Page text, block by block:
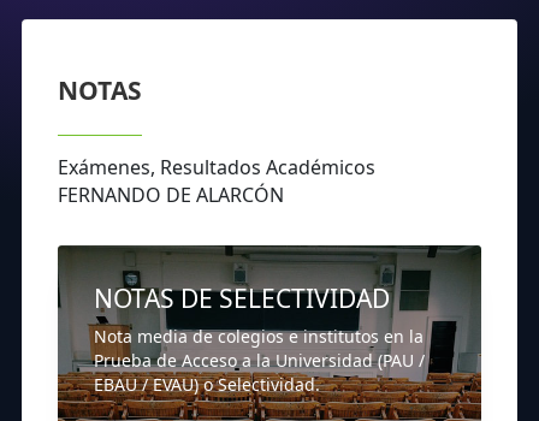
NOTAS
Exámenes, Resultados Académicos
FERNANDO DE ALARCÓN
NOTAS DE SELECTIVIDAD
Nota media de colegios e institutos en la
Prueba de Acceso a la Universidad (PAU /
EBAU / EVAU) o Selectividad.